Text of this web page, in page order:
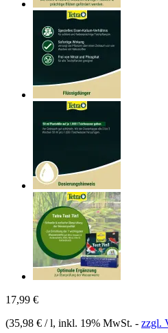
17,99 €
(35,98 € / l, inkl. 19% MwSt. - zzgl.